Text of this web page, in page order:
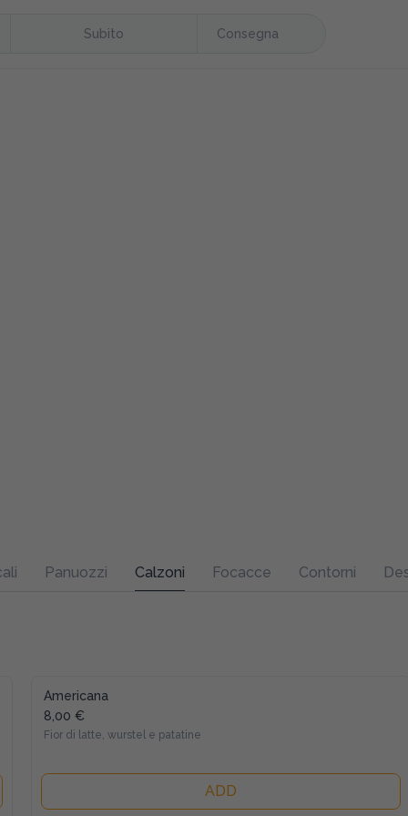
Subito Consegna
Panuozzi Calzoni Focacce Contorni
Americana
8,00 €
Fior di latte, wurstel e patatine
ADD